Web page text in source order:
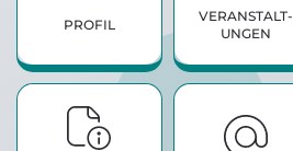
PROFIL
VERANSTALT­
UNGEN